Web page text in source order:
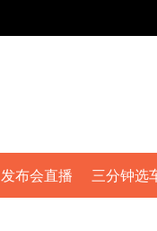
发布会直播 三分钟选